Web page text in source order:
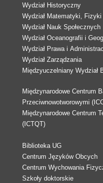
Wydział Historyczny
Wydział Matematyki,
Wydział Nauk Społecznych
Wydział Oceanografii i
Wydział Prawa i
Wydział Zarządzania
Międzyuczelniany Wydział
Międzynarodowe Centrum
Przeciwnowotworowymi
Międzynarodowe Centrum
(ICTQT)
Biblioteka UG
Centrum Języków Obcych
Centrum Wychowania
Szkoły doktorskie